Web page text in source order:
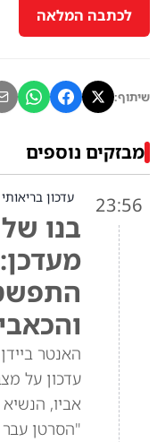
לכתבה המלאה
שיתוף:
מבזקים נוספים
23:56 עדכון בריאותי
בנו של
האנטר
עדכון על
אביו, הנשיא
"הסרטן עבר